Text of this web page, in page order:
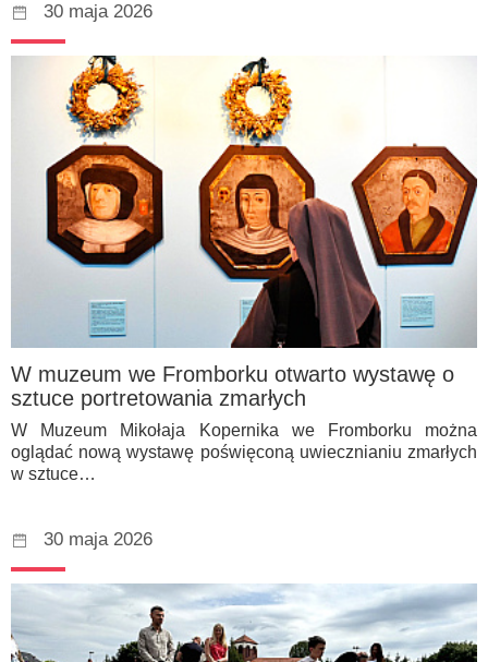
30 maja 2026
W muzeum we Fromborku otwarto wystawę o
sztuce portretowania zmarłych
W Muzeum Mikołaja Kopernika we Fromborku można
oglądać nową wystawę poświęconą uwiecznianiu zmarłych
w sztuce…
30 maja 2026